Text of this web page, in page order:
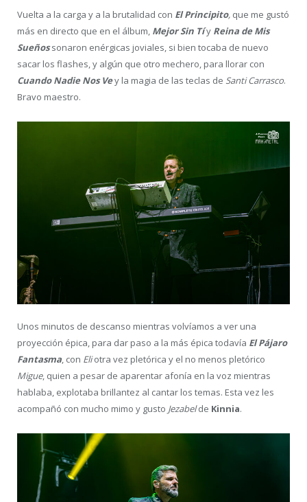
Vuelta a la carga y a la brutalidad con El Principito, que me gustó
más en directo que en el álbum, Mejor Sin Tíy Reina de Mis
Sueñossonaron enérgicas joviales, si bien tocaba de nuevo
sacar los flashes, y algún que otro mechero, para llorar con
Cuando Nadie Nos Vey la magia de las teclas de Santi Carrasco.
Bravo maestro.
Unos minutos de descanso mientras volvíamos a ver una
proyección épica, para dar paso a la más épica todavía El Pájaro
Fantasma, con Eliotra vez pletórica y el no menos pletórico
Migue, quien a pesar de aparentar afonía en la voz mientras
hablaba, explotaba brillantez al cantar los temas. Esta vez les
acompañó con mucho mimo y gusto Jezabelde Kinnia.